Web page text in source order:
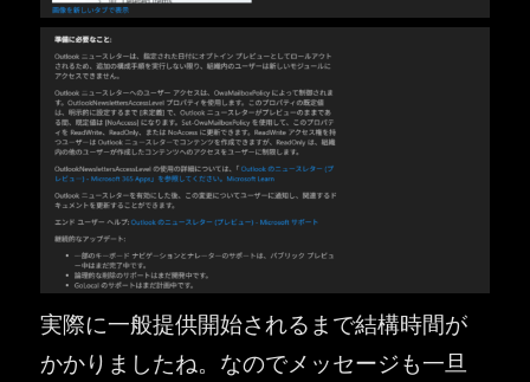
実際に一般提供開始されるまで結構時間が
かかりましたね。なのでメッセージも一旦